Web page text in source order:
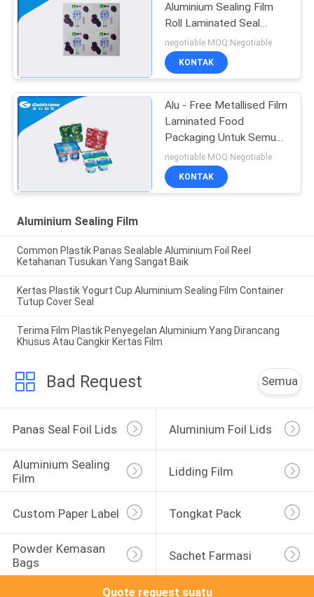
Aluminium Sealing Film
Roll Laminated Seal
Lidding Film Yogurt
Packaging
negotiable MOQ:Negotiable
KONTAK
Alu - Free Metallised Film
Laminated Food
Packaging Untuk Semua
Plastik Umum
negotiable MOQ:Negotiable
KONTAK
Aluminium Sealing Film
Common Plastik Panas Sealable Aluminium Foil Reel
Ketahanan Tusukan Yang Sangat Baik
Kertas Plastik Yogurt Cup Aluminium Sealing Film Container
Tutup Cover Seal
Terima Film Plastik Penyegelan Aluminium Yang Dirancang
Khusus Atau Cangkir Kertas Film
Bad Request Semua
Panas Seal Foil Lids Aluminium Foil Lids
Aluminium Sealing
Film
Lidding Film
Custom Paper Label Tongkat Pack
Powder Kemasan
Bags
Sachet Farmasi
Quote request suatu